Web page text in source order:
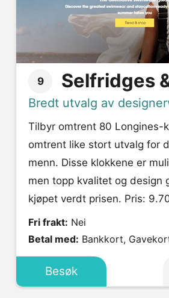
9 Selfridges
Bredt utvalg av
Tilbyr omtrent 80 Longines-
omtrent like stort utvalg for
menn. Disse klokkene er
men topp kvalitet og design
kjøpet verdt prisen. Pris:
Fri frakt: Nei
Betal med: Bankkort,
Besøk